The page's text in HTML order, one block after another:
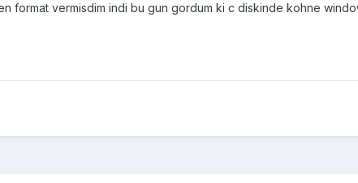
format vermisdim indi bu gun gordum ki c diskinde kohne